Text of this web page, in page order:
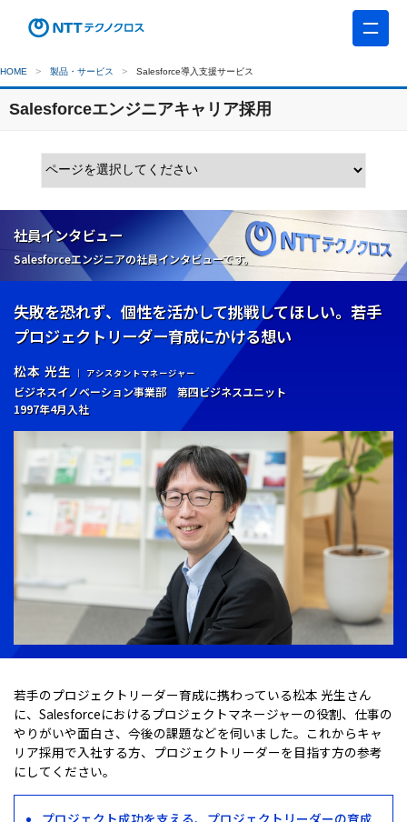
HOME 製品・サービス Salesforce導入支援サービス
Salesforceエンジニアキャリア採用
社員インタビュー
Salesforceエンジニアの社員インタビューです。
失敗を恐れず、個性を活かして挑戦してほしい。若手
プロジェクトリーダー育成にかける想い
松本 光生 ｜ アシスタントマネージャー
ビジネスイノベーション事業部 第四ビジネスユニット
1997年4月入社
若手のプロジェクトリーダー育成に携わっている松本 光生さん
に、Salesforceにおけるプロジェクトマネージャーの役割、仕事の
やりがいや面白さ、今後の課題などを伺いました。これからキャ
リア採用で入社する方、プロジェクトリーダーを目指す方の参考
にしてください。